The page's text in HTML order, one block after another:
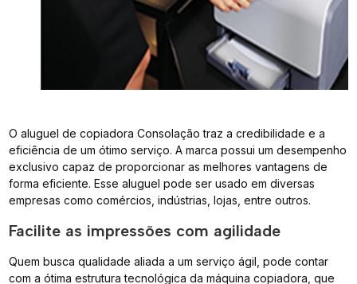
O aluguel de copiadora Consolação traz a credibilidade e a
eficiência de um ótimo serviço. A marca possui um desempenho
exclusivo capaz de proporcionar as melhores vantagens de
forma eficiente. Esse aluguel pode ser usado em diversas
empresas como comércios, indústrias, lojas, entre outros.
Facilite as impressões com agilidade
Quem busca qualidade aliada a um serviço ágil, pode contar
com a ótima estrutura tecnológica da máquina copiadora, que